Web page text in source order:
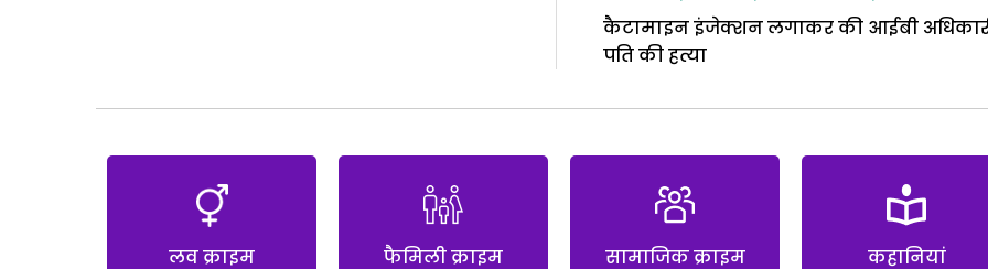
कैटामाइन इंजेक्शन लगाकर की आईबी
पति की हत्या
लव क्राइम फैमिली क्राइम सामाजिक क्राइम कहानियां